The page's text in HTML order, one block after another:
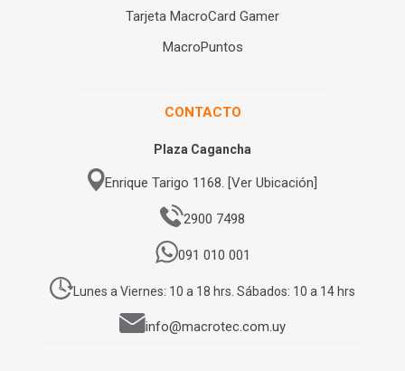
Tarjeta MacroCard Gamer
MacroPuntos
CONTACTO
Plaza Cagancha
Enrique Tarigo 1168. [Ver Ubicación]
2900 7498
091 010 001
Lunes a Viernes: 10 a 18 hrs. Sábados: 10 a 14 hrs
info@macrotec.com.uy